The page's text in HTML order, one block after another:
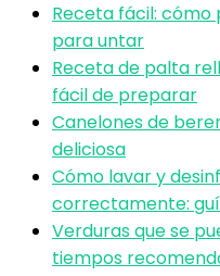
Receta fácil:
para untar
Receta de palta
fácil de preparar
Canelones de
deliciosa
Cómo lavar y
correctamente:
Verduras que se
tiempos